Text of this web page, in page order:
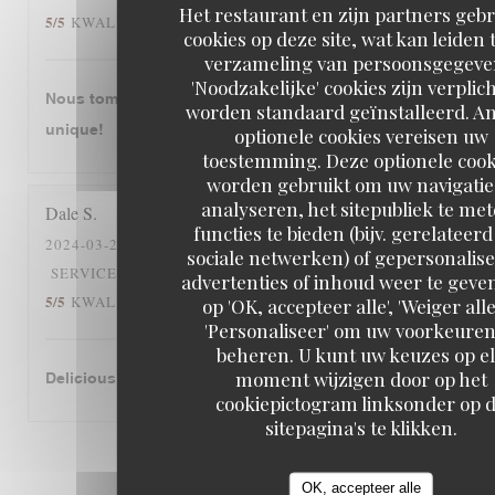
Het restaurant en zijn partners
cookies op deze site, wat kan leiden
verzameling van
'Noodzakelijke' cookies zijn
worden standaard geïnstalleerd.
optionele cookies vereisen uw
toestemming. Deze optionele
worden gebruikt om uw
analyseren, het sitepubliek te
functies te bieden (bijv.
sociale netwerken) of
advertenties of inhoud weer te
op 'OK, accepteer alle', 'Weiger
'Personaliseer' om uw
beheren. U kunt uw keuzes op
moment wijzigen door op het
cookiepictogram linksonder op
sitepagina's te klikken.
OK, accepteer alle
5/5 KWALITEIT / PRIJS : 5/5
Nous tombons amourex de cette restaurant. C‘est
unique!
Dale S
2024-03-26
- 12:30 - GASTEN 2
SERVICE
ATMOSFEER 5 KEUKEN
5/5 KWALITEIT / PRIJS: 5/5
Delicious cassoulet!